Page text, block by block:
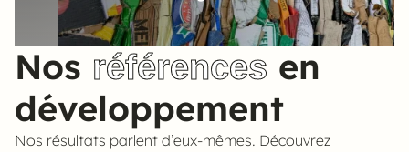
Nos références en
développement
Nos résultats parlent d’eux-mêmes. Découvrez